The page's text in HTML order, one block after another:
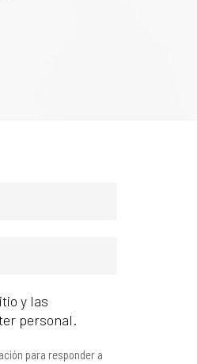
y las
personal.
para responder a